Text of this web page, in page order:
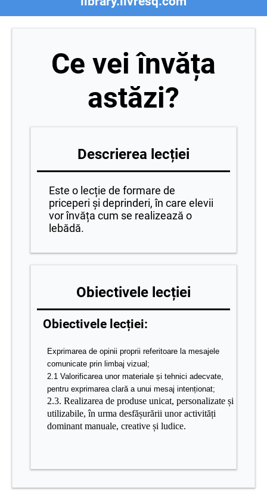
Ce vei învăța
astăzi?
Descrierea lecției
Este o lecție de formare de
priceperi și deprinderi, în care elevii
vor învăța cum se realizează o
lebădă.
Obiectivele lecției
Obiectivele lecției:
Exprimarea de opinii proprii referitoare la mesajele
comunicate prin limbaj vizual;
2.1 Valorificarea unor materiale și tehnici adecvate,
pentru exprimarea clară a unui mesaj intenționat;
2.3. Realizarea de produse unicat, personalizate și
utilizabile, în urma desfășurării unor activități
dominant manuale, creative și ludice.